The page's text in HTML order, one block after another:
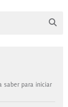
saber para iniciar